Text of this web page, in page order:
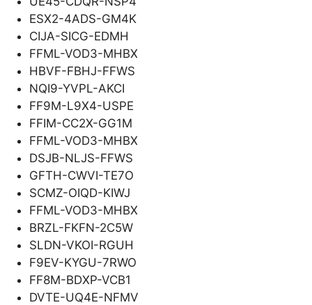
ESX2-4ADS-GM4K
CIJA-SICG-EDMH
FFML-VOD3-MHBX
HBVF-FBHJ-FFWS
NQI9-YVPL-AKCI
FF9M-L9X4-USPE
FFIM-CC2X-GG1M
FFML-VOD3-MHBX
DSJB-NLJS-FFWS
GFTH-CWVI-TE7O
SCMZ-OIQD-KIWJ
FFML-VOD3-MHBX
BRZL-FKFN-2C5W
SLDN-VKOI-RGUH
F9EV-KYGU-7RWO
FF8M-BDXP-VCB1
DVTE-UQ4E-NFMV